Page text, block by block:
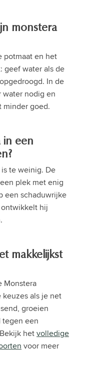
monstera
potmaat en het
geef water als de
In de
nodig en
minder goed.
in een
te weinig. De
plek met enig
een schaduwrijke
hij
makkelijkst
Monstera
als je net
groeien
een
hetvolledige
voor meer